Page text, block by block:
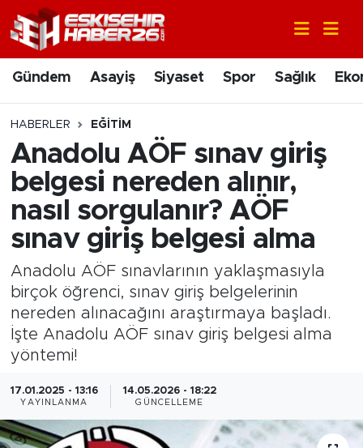
Gündem Asayiş Siyaset Spor Sağlık
HABERLER EĞITIM
Anadolu AÖF sınav giriş
belgesi nereden alınır,
nasıl sorgulanır? AÖF
sınav giriş belgesi alma
Anadolu AÖF sınavlarının yaklaşmasıyla
birçok öğrenci, sınav giriş belgelerinin
nereden alınacağını araştırmaya başladı.
İşte Anadolu AÖF sınav giriş belgesi alma
yöntemi!
17.01.2025 - 13:16
YAYINLANMA
14.05.2026 - 18:22
GÜNCELLEME
Gündem
Asayiş
Siyaset
Spor
Ekonomi
Eğitim
Sanat
Bölge
Teknoloji
Nöbetçi Eczaneler
Hava Durumu
Trafik Durumu
Süper Lig Puan Durumu ve Fikstür
Tüm Manşetler
Son Dakika Haberleri
Haber Arşivi